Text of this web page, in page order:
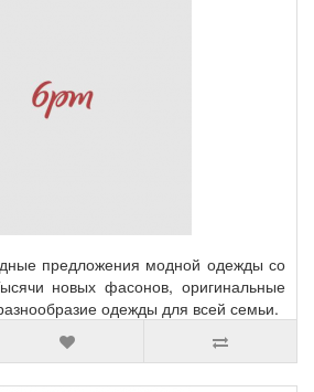
предложения модной одежды со
новых фасонов, оригинальные
одежды для всей семьи.